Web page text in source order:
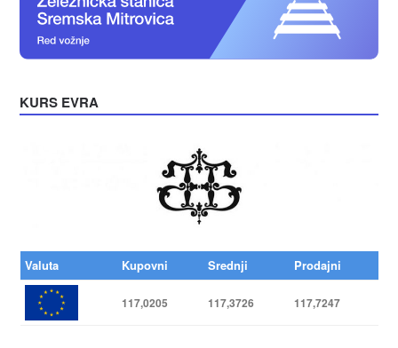
KURS EVRA
Valuta Kupovni Srednji Prodajni
117,0205 117,3726 117,7247